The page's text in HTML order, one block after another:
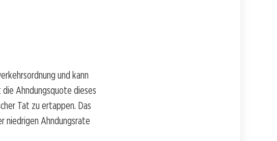
und kann
Ahndungsquote dieses
Tat zu ertappen. Das
niedrigen Ahndungsrate